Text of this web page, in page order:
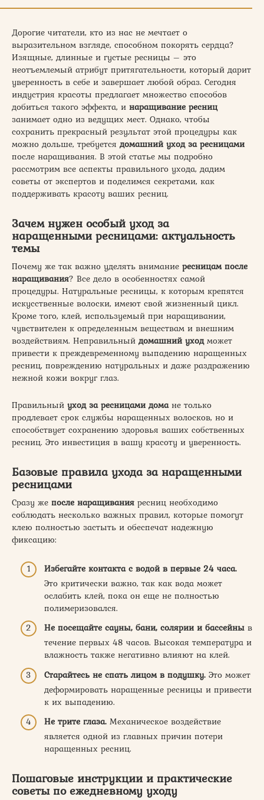
Дорогие читатели, кто из нас не мечтает о
выразительном взгляде, способном покорять сердца?
Изящные, длинные и густые ресницы – это
неотъемлемый атрибут притягательности, который дарит
уверенность в себе и завершает любой образ. Сегодня
индустрия красоты предлагает множество способов
добиться такого эффекта, и наращивание ресниц
занимает одно из ведущих мест. Однако, чтобы
сохранить прекрасный результат этой процедуры как
можно дольше, требуется домашний уход за ресницами
после наращивания. В этой статье мы подробно
рассмотрим все аспекты правильного ухода, дадим
советы от экспертов и поделимся секретами, как
поддерживать красоту ваших ресниц.
Зачем нужен особый уход за
наращенными ресницами: актуальность
темы
Почему же так важно уделять внимание ресницам после
наращивания? Все дело в особенностях самой
процедуры. Натуральные ресницы, к которым крепятся
искусственные волоски, имеют свой жизненный цикл.
Кроме того, клей, используемый при наращивании,
чувствителен к определенным веществам и внешним
воздействиям. Неправильный домашний уходможет
привести к преждевременному выпадению наращенных
ресниц, повреждению натуральных и даже раздражению
нежной кожи вокруг глаз.
Правильный уход за ресницами домане только
продлевает срок службы наращенных волосков, но и
способствует сохранению здоровья ваших собственных
ресниц. Это инвестиция в вашу красоту и уверенность.
Базовые правила ухода за наращенными
ресницами
Сразу же после наращивания ресниц необходимо
соблюдать несколько важных правил, которые помогут
клею полностью застыть и обеспечат надежную
фиксацию:
Избегайте контакта с водой в первые 24 часа.
Это критически важно, так как вода может
ослабить клей, пока он еще не полностью
полимеризовался.
Не посещайте сауны, бани, солярии и бассейны в
течение первых 48 часов. Высокая температура и
влажность также негативно влияют на клей.
Старайтесь не спать лицом в подушку. Это может
деформировать наращенные ресницы и привести
к их выпадению.
Не трите глаза. Механическое воздействие
является одной из главных причин потери
наращенных ресниц.
Пошаговые инструкции и практические
советы по ежедневному уходу